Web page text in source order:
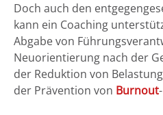
Doch auch den
kann ein Coaching
Abgabe von
Neuorientierung nach der
der Reduktion von
der Prävention von Burnout